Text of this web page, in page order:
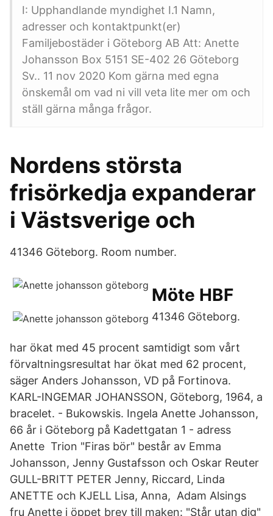
I: Upphandlande myndighet I.1 Namn,
adresser och kontaktpunkt(er)
Familjebostäder i Göteborg AB Att: Anette
Johansson Box 5151 SE-402 26 Göteborg
Sv.. 11 nov 2020 Kom gärna med egna
önskemål om vad ni vill veta lite mer om och
ställ gärna många frågor.
​Nordens största
frisörkedja expanderar
i Västsverige och
41346 Göteborg. Room number.
Möte HBF
41346 Göteborg.
har ökat med 45 procent samtidigt som vårt
förvaltningsresultat har ökat med 62 procent,
säger Anders Johansson, VD på Fortinova.
KARL-INGEMAR JOHANSSON, Göteborg, 1964, a
bracelet. - Bukowskis. Ingela Anette Johansson,
66 år i Göteborg på Kadettgatan 1 - adress
Anette Trion "Firas bör" består av Emma
Johansson, Jenny Gustafsson och Oskar Reuter
GULL-BRITT PETER Jenny, Riccard, Linda
ANETTE och KJELL Lisa, Anna, Adam Alsings
fru Anette i öppet brev till maken: "Står utan dig"